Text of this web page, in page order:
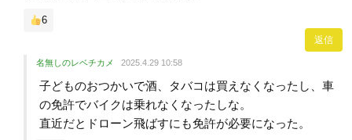
6
返信
名無しのレベチカメ 2025.4.29 10:58
子どものおつかいで酒、タバコは買えなくなったし、車
の免許でバイクは乗れなくなったしな。
直近だとドローン飛ばすにも免許が必要になった。